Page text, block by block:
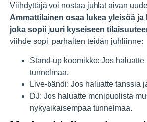
Viihdyttäjä voi nostaa juhlat aivan
Ammattilainen osaa lukea yleisöä ja
joka sopii juuri kyseiseen
viihde sopii parhaiten teidän juhliinne:
Stand-up koomikko: Jos haluatte
tunnelmaa.
Live-bändi: Jos haluatte tanssia
DJ: Jos haluatte monipuolista
nykyaikaisempaa tunnelmaa.